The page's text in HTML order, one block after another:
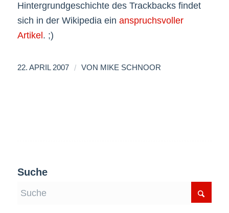
Hintergrundgeschichte des Trackbacks findet
sich in der Wikipedia ein anspruchsvoller
Artikel . ;)
22. APRIL 2007 / VON MIKE SCHNOOR
Suche